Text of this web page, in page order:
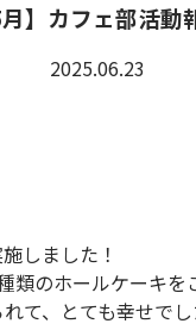
月】カフェ部活動
2025.06.23
しました！
のホールケーキを
て、とても幸せで